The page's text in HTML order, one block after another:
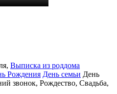
, Выписка из роддома
Рождения День семьи День
звонок, Рождество, Свадьба,